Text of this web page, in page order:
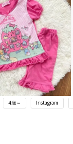
4歳～ Instagram